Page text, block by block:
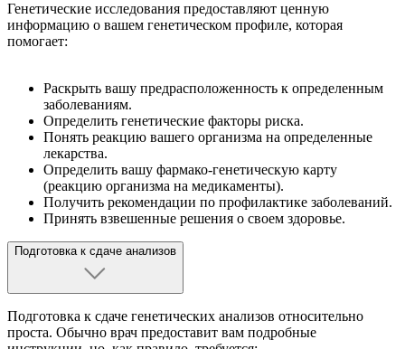
Генетические исследования предоставляют ценную
информацию о вашем генетическом профиле, которая
помогает:
Раскрыть вашу предрасположенность к определенным
заболеваниям.
Определить генетические факторы риска.
Понять реакцию вашего организма на определенные
лекарства.
Определить вашу фармако-генетическую карту
(реакцию организма на медикаменты).
Получить рекомендации по профилактике заболеваний.
Принять взвешенные решения о своем здоровье.
Подготовка к сдаче анализов
Подготовка к сдаче генетических анализов относительно
проста. Обычно врач предоставит вам подробные